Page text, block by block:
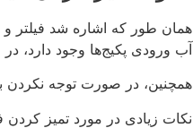
همان طور که اشاره شد فیلتر
آب ورودی پکیج‌ها وجود دارد،
همچنین، در صورت توجه نکردن
نکات زیادی در مورد تمیز